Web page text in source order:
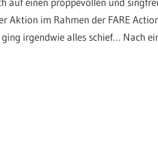
Aktion im Rahmen der FARE
irgendwie alles schief… Nach